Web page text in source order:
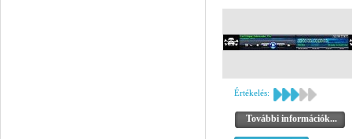
Értékelés:
További információk...